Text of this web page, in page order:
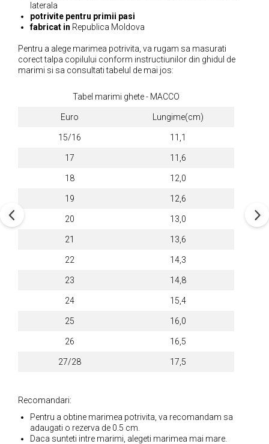
laterala
potrivite pentru primii pasi
fabricat in Republica Moldova
Pentru a alege marimea potrivita, va rugam sa masurati
corect talpa copilului conform instructiunilor din ghidul de
marimi si sa consultati tabelul de mai jos:
Tabel marimi ghete - MACCO
Euro Lungime(cm)
15/16 11,1
17 11,6
18 12,0
19 12,6
20 13,0
21 13,6
22 14,3
23 14,8
24 15,4
25 16,0
26 16,5
27/28 17,5
Recomandari:
Pentru a obtine marimea potrivita, va recomandam sa
adaugati o rezerva de 0.5 cm.
Daca sunteti intre marimi, alegeti marimea mai mare.